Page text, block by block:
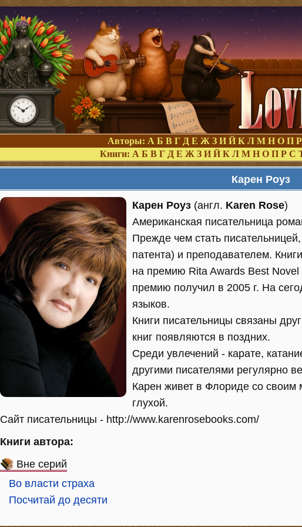
Авторы: А Б В Г Д Е Ж З И Й К Л М Н О П Р
Книги: А Б В Г Д Е Ж З И Й К Л М Н О П Р С
Карен Роуз
Карен Роуз (англ. Karen Rose)
Американская писательница
Прежде чем стать
патента) и преподавателем.
на премию Rita Awards Best
премию получил в 2005 г. На
языков.
Книги писательницы связаны
книг появляются в поздних.
Среди увлечений - карате,
другими писателями регулярно
Карен живет в Флориде со своим
глухой.
Сайт писательницы - http://www.karenrosebooks.com/
Книги автора:
Вне серий
Во власти страха
Посчитай до десяти